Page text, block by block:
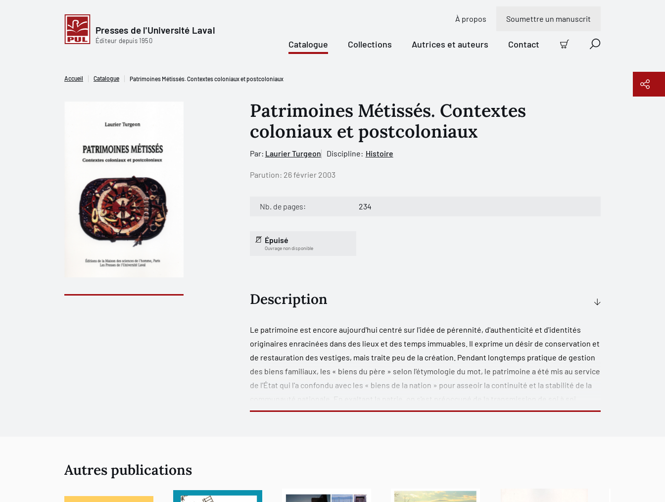
Presses de l'Université Laval
Éditeur depuis 1950
À propos Soumettre un manuscrit
Catalogue Collections Autrices et auteurs Contact
Panier Recherche
Accueil Catalogue Patrimoines Métissés. Contextes coloniaux et postcoloniaux
Patrimoines Métissés. Contextes
coloniaux et postcoloniaux
Par: Laurier Turgeon Discipline: Histoire
Parution: 26 février 2003
Nb. de pages: 234
Épuisé
Ouvrage non disponible
Description
Le patrimoine est encore aujourd'hui centré sur l'idée de pérennité, d'authenticité et d'identités
originaires enracinées dans des lieux et des temps immuables. Il exprime un désir de conservation et
de restauration des vestiges, mais traite peu de la création. Pendant longtemps pratique de gestion
des biens familiaux, les « biens du père » selon l'étymologie du mot, le patrimoine a été mis au service
de l'État qui l'a confondu avec les « biens de la nation » pour asseoir la continuité et la stabilité de la
communauté nationale. En exaltant la patrie, on s'est préoccupé de la transmission de soi à soi,
beaucoup moins de soi à l'autre ou de l'autre à soi. La patrimonialisation sélectionne les biens à
mouvement, les mutations et les mélanges. Il débusque les patrimoines qui se construisent dans les
Autres publications